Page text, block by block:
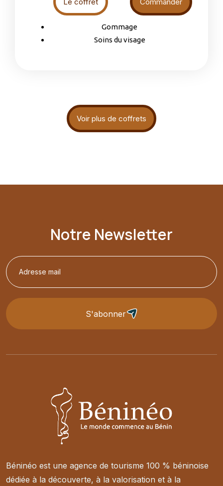
Gommage
Soins du visage
Voir plus de coffrets
Notre Newsletter
S'abonner
Béninéo est une agence de tourisme 100 % béninoise
dédiée à la découverte, à la valorisation et à la